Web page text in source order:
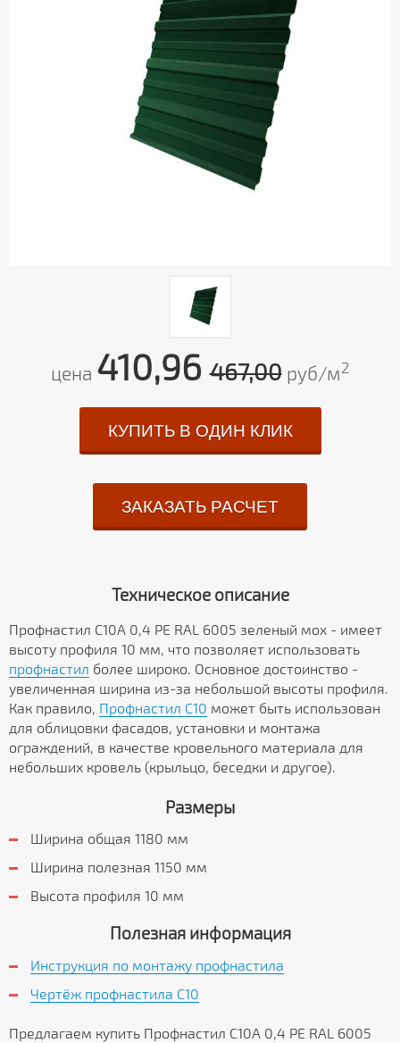
цена 410,96467,00руб/м2
КУПИТЬ В ОДИН КЛИК
ЗАКАЗАТЬ РАСЧЕТ
Техническое описание
Профнастил С10A 0,4 PE RAL 6005 зеленый мох - имеет
высоту профиля 10 мм, что позволяет использовать
профнастил более широко. Основное достоинство -
увеличенная ширина из-за небольшой высоты профиля.
Как правило, Профнастил C10 может быть использован
для облицовки фасадов, установки и монтажа
ограждений, в качестве кровельного материала для
небольших кровель (крыльцо, беседки и другое).
Размеры
Ширина общая 1180 мм
Ширина полезная 1150 мм
Высота профиля 10 мм
Полезная информация
Инструкция по монтажу профнастила
Чертёж профнастила C10
Предлагаем купить Профнастил С10A 0,4 PE RAL 6005